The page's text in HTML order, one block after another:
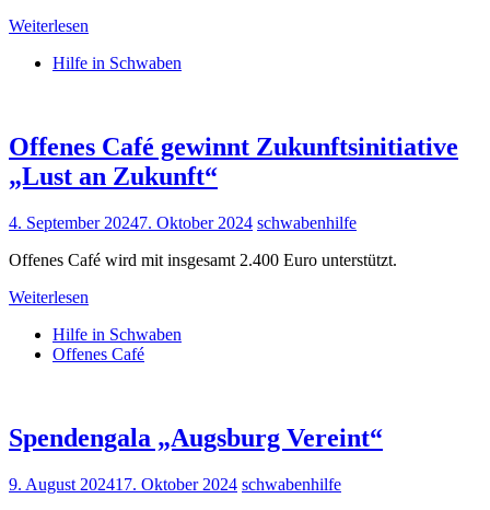
Weiterlesen
Hilfe in Schwaben
Offenes Café gewinnt Zukunftsinitiative
„Lust an Zukunft“
4. September 20247. Oktober 2024 schwabenhilfe
Offenes Café wird mit insgesamt 2.400 Euro unterstützt.
Weiterlesen
Hilfe in Schwaben
Offenes Café
Spendengala „Augsburg Vereint“
9. August 202417. Oktober 2024 schwabenhilfe